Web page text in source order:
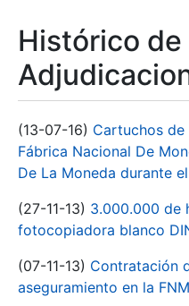
Histórico de
(13-07-16) Cartuchos
Fábrica Nacional De
De La Moneda durante
(27-11-13) 3.000.000 de
fotocopiadora blanco
(07-11-13) Contratación
aseguramiento en la